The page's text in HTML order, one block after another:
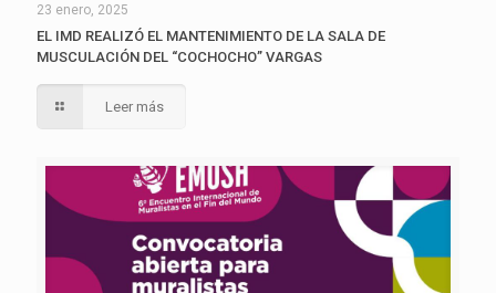
23 enero, 2025
EL IMD REALIZÓ EL MANTENIMIENTO DE LA SALA DE
MUSCULACIÓN DEL “COCHOCHO” VARGAS
Leer más